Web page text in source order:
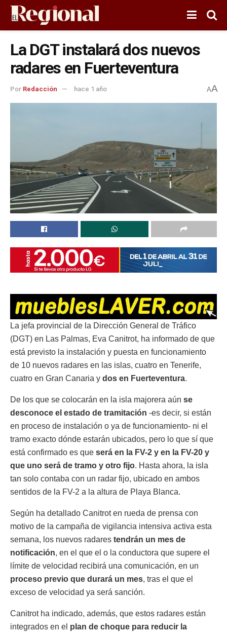
La DGT instalará dos nuevos
radares en Fuerteventura
Por Redacción hace 1 año AA
La jefa provincial de la Dirección General de Tráfico
(DGT) en Las Palmas, Eva Canitrot, ha informado de que
está previsto la instalación y puesta en funcionamiento
de 10 nuevos radares en las islas, cuatro en Tenerife,
cuatro en Gran Canaria y dos en Fuerteventura.
De los que se colocarán en la isla majorera aún se
desconoce el estado de tramitación -es decir, si están
en proceso de instalación o ya de funcionamiento- ni el
tramo exacto dónde estarán ubicados, pero lo que sí que
está confirmado es que será en la FV-2 y en la FV-20 y
que uno será de tramo y otro fijo. Hasta ahora, la isla
tan solo contaba con un radar fijo, ubicado en ambos
sentidos de la FV-2 a la altura de Playa Blanca.
Según ha detallado Canitrot en rueda de prensa con
motivo de la campaña de vigilancia intensiva activa esta
semana, los nuevos radares tendrán un mes de
notificación, en el que el o la conductora que supere el
límite de velocidad recibirá una comunicación, en un
proceso previo que durará un mes, tras el que el
exceso de velocidad ya será sanción.
Canitrot ha indicado, además, que estos radares están
integrados en el plan de choque para reducir la